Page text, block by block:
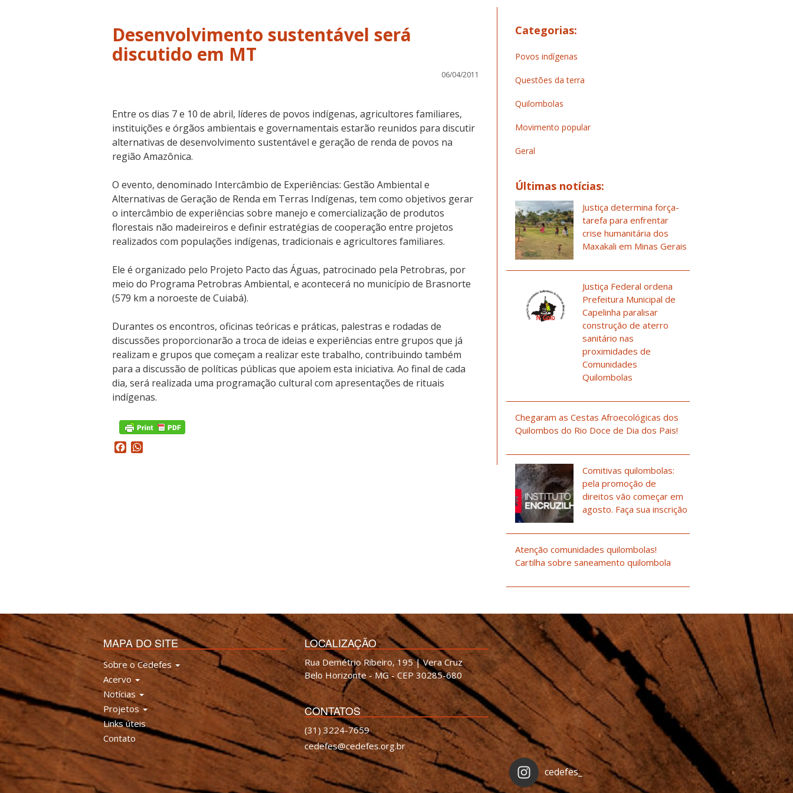
Desenvolvimento sustentável será
discutido em MT
06/04/2011
Entre os dias 7 e 10 de abril, líderes de povos indígenas, agricultores familiares,
instituições e órgãos ambientais e governamentais estarão reunidos para discutir
alternativas de desenvolvimento sustentável e geração de renda de povos na
região Amazônica.
O evento, denominado Intercâmbio de Experiências: Gestão Ambiental e
Alternativas de Geração de Renda em Terras Indígenas, tem como objetivos gerar
o intercâmbio de experiências sobre manejo e comercialização de produtos
florestais não madeireiros e definir estratégias de cooperação entre projetos
realizados com populações indígenas, tradicionais e agricultores familiares.
Ele é organizado pelo Projeto Pacto das Águas, patrocinado pela Petrobras, por
meio do Programa Petrobras Ambiental, e acontecerá no município de Brasnorte
(579 km a noroeste de Cuiabá).
Durantes os encontros, oficinas teóricas e práticas, palestras e rodadas de
discussões proporcionarão a troca de ideias e experiências entre grupos que já
realizam e grupos que começam a realizar este trabalho, contribuindo também
para a discussão de políticas públicas que apoiem esta iniciativa. Ao final de cada
dia, será realizada uma programação cultural com apresentações de rituais
indígenas.
Facebook
Categorias:
Povos indígenas
Questões da terra
Quilombolas
Movimento popular
Geral
Últimas notícias:
Justiça determina força-
tarefa para enfrentar
crise humanitária dos
Maxakali em Minas Gerais
Justiça Federal ordena
Prefeitura Municipal de
Capelinha paralisar
construção de aterro
sanitário nas
proximidades de
Comunidades
Quilombolas
Chegaram as Cestas Afroecológicas dos
Quilombos do Rio Doce de Dia dos Pais!
Comitivas quilombolas:
pela promoção de
direitos vão começar em
agosto. Faça sua inscrição
Atenção comunidades quilombolas!
Cartilha sobre saneamento quilombola
MAPA DO SITE
Sobre o Cedefes
Acervo
Notícias
Projetos
Links úteis
Contato
LOCALIZAÇÃO
Rua Demétrio Ribeiro, 195 | Vera Cruz
Belo Horizonte - MG - CEP 30285-680
CONTATOS
(31) 3224-7659
cedefes@cedefes.org.br
cedefes_